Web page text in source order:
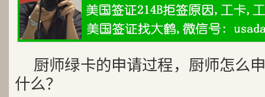
厨师绿卡的申请过程，厨师怎么
什么？